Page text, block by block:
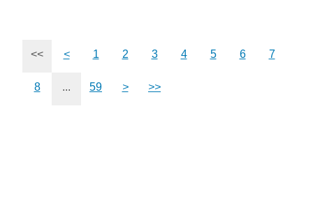
<< < 1 2 3 4 5 6 7
8 ... 59 > >>